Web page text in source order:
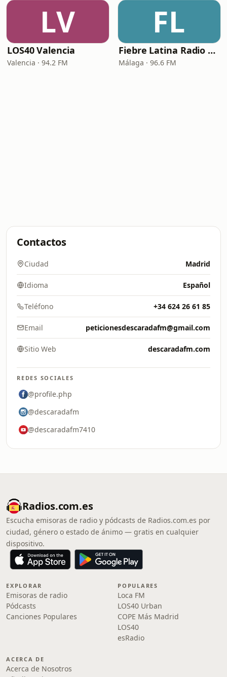
LV
LOS40 Valencia
Valencia · 94.2 FM
FL
Fiebre Latina Radio 96.6 FM
Málaga · 96.6 FM
Contactos
Ciudad Madrid
Idioma Español
Teléfono +34 624 26 61 85
Email peticionesdescaradafm@gmail.com
Sitio Web descaradafm.com
REDES SOCIALES
@profile.php
@descaradafm
@descaradafm7410
Radios.com.es
Escucha emisoras de radio y pódcasts de Radios.com.es por
ciudad, género o estado de ánimo — gratis en cualquier
dispositivo.
EXPLORAR
Emisoras de radio
Pódcasts
Canciones Populares
POPULARES
Loca FM
LOS40 Urban
COPE Más Madrid
LOS40
esRadio
ACERCA DE
Acerca de Nosotros